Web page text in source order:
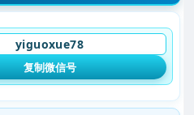
yiguoxue78
复制微信号